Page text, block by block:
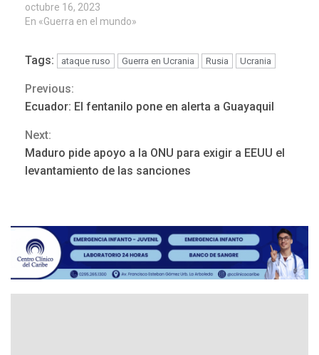
octubre 16, 2023
En «Guerra en el mundo»
Tags: ataque ruso Guerra en Ucrania Rusia Ucrania
Continue
Reading
Previous:
Ecuador: El fentanilo pone en alerta a Guayaquil
Next:
Maduro pide apoyo a la ONU para exigir a EEUU el
levantamiento de las sanciones
NACIONALES
TITULARES
ÚLTIMA HORA
POLÍTICA
TITULARES
ÚLTIMA HORA
Libertad plena para jueza
María Lourdes Afiuni